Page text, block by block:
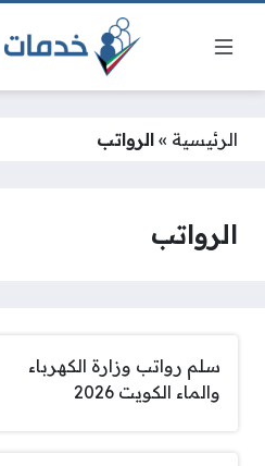
الرئيسية » الرواتب
الرواتب
سلم رواتب وزارة الكهرباء
والماء الكويت 2026